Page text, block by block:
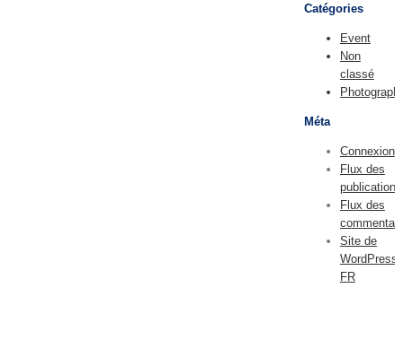
Catégories
Event
Non
classé
Méta
Connexion
Flux des
publications
Flux des
Site de
WordPress-
FR